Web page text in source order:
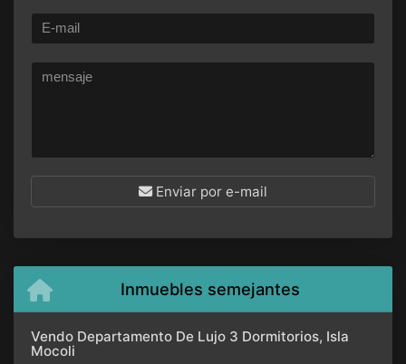
Enviar por e-mail
Inmuebles semejantes
Vendo Departamento De Lujo 3 Dormitorios, Isla
Mocoli